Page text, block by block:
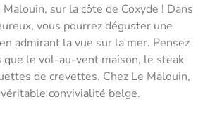
sur la côte de Coxyde ! Dans
vous pourrez déguster une
admirant la vue sur la mer. Pensez
que le vol-au-vent maison, le steak
de crevettes. Chez Le Malouin,
convivialité belge.